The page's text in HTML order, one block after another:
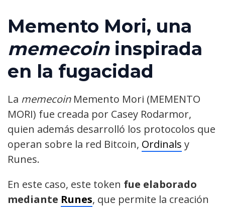
Memento Mori, una
memecoin inspirada
en la fugacidad
La memecoin Memento Mori (MEMENTO
MORI) fue creada por Casey Rodarmor,
quien además desarrolló los protocolos que
operan sobre la red Bitcoin, Ordinals y
Runes.
En este caso, este token fue elaborado
mediante Runes, que permite la creación